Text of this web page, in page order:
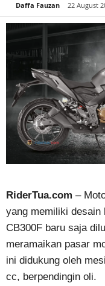
Daffa Fauzan 22 August
RiderTua.com –
yang memiliki desain
CB300F baru saja
meramaikan pasar
ini didukung oleh
cc, berpendingin oli.